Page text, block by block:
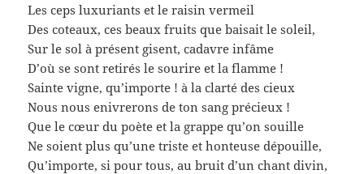
Les ceps luxuriants et le raisin vermeil
Des coteaux, ces beaux fruits que baisait le soleil,
Sur le sol à présent gisent, cadavre infâme
D’où se sont retirés le sourire et la flamme !
Sainte vigne, qu’importe ! à la clarté des cieux
Nous nous enivrerons de ton sang précieux !
Que le cœur du poète et la grappe qu’on souille
Ne soient plus qu’une triste et honteuse dépouille,
Qu’importe, si pour tous, au bruit d’un chant divin,